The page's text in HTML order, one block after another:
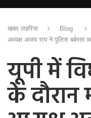
खबर लहरिया Blog
अध्यक्ष अजय राय ने पुलिस बर्बरता
यूपी में
के दौरान